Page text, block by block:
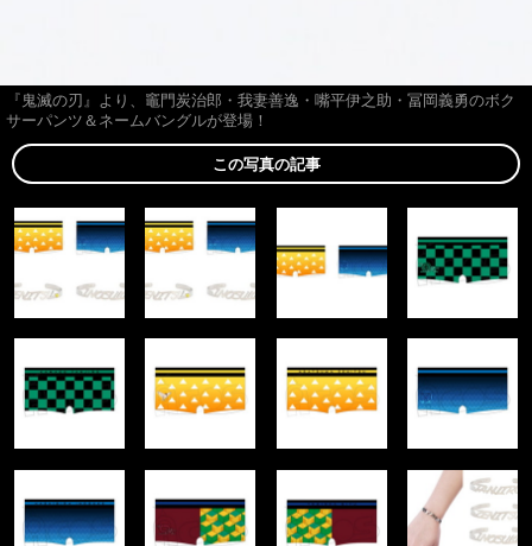
『鬼滅の刃』より、竈門炭治郎・我妻善逸・嘴平伊之助・冨岡義勇のボク
サーパンツ＆ネームバングルが登場！
この写真の記事